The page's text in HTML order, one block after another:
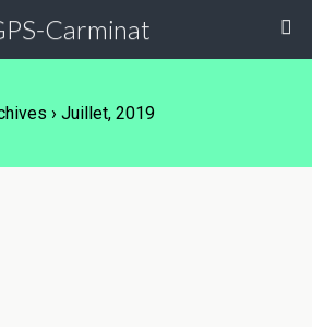
Carminat
› Juillet, 2019